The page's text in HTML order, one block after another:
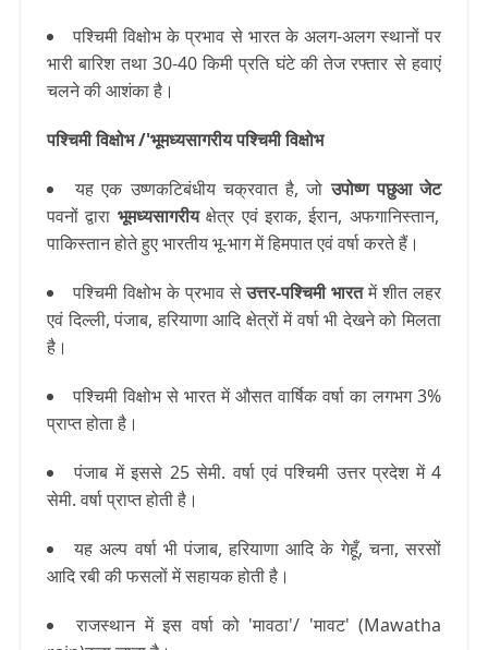
पश्चिमी विक्षोभ के प्रभाव से भारत के अलग-अलग स्थानों पर
भारी बारिश तथा 30-40 किमी प्रति घंटे की तेज रफ्तार से हवाएं
चलने की आशंका है।
पश्चिमी विक्षोभ /'भूमध्यसागरीय पश्चिमी विक्षोभ
यह एक उष्णकटिबंधीय चक्रवात है, जोउपोष्ण पछुआ जेट
पवनों द्वारा भूमध्यसागरीयक्षेत्र एवं इराक, ईरान, अफगानिस्तान,
पाकिस्तान होते हुए भारतीय भू-भाग में हिमपात एवं वर्षा करते हैं।
पश्चिमी विक्षोभ के प्रभाव सेउत्तर-पश्चिमी भारतमें शीत लहर
एवं दिल्ली, पंजाब, हरियाणा आदि क्षेत्रों में वर्षा भी देखने को मिलता
है।
पश्चिमी विक्षोभ से भारत में औसत वार्षिक वर्षा का लगभग 3%
प्राप्त होता है।
पंजाब में इससे 25 सेमी. वर्षा एवं पश्चिमी उत्तर प्रदेश में 4
सेमी. वर्षा प्राप्त होती है।
यह अल्प वर्षा भी पंजाब, हरियाणा आदि के गेहूँ, चना, सरसों
आदि रबी की फसलों में सहायक होती है।
राजस्थान में इस वर्षा को 'मावठा'/ 'मावट' (Mawatha